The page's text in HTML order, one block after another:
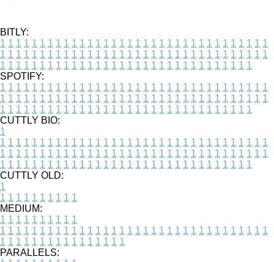
BITLY:
1 1 1 1 1 1 1 1 1 1 1 1 1 1 1 1 1 1 1 1 1 1 1 1 1 1 1 1 1 1 1 1 1 1
1 1 1 1 1 1 1 1 1 1 1 1 1 1 1 1 1 1 1 1 1 1 1 1 1 1 1 1 1 1 1 1 1 1
1 1 1 1 1 1 1 1 1 1 1 1 1 1 1 1 1 1 1 1 1 1 1 1 1 1 1 1 1 1 1 1
SPOTIFY:
1 1 1 1 1 1 1 1 1 1 1 1 1 1 1 1 1 1 1 1 1 1 1 1 1 1 1 1 1 1 1 1 1 1
1 1 1 1 1 1 1 1 1 1 1 1 1 1 1 1 1 1 1 1 1 1 1 1 1 1 1 1 1 1 1 1 1 1
1 1 1 1 1 1 1 1 1 1 1 1 1 1 1 1 1 1 1 1 1 1 1 1 1 1 1 1 1 1 1 1
CUTTLY BIO:
1
1 1 1 1 1 1 1 1 1 1 1 1 1 1 1 1 1 1 1 1 1 1 1 1 1 1 1 1 1 1 1 1 1 1
1 1 1 1 1 1 1 1 1 1 1 1 1 1 1 1 1 1 1 1 1 1 1 1 1 1 1 1 1 1 1 1 1 1
1 1 1 1 1 1 1 1 1 1 1 1 1 1 1 1 1 1 1 1 1 1 1 1 1 1 1 1 1 1 1 1
CUTTLY OLD:
1
1 1 1 1 1 1 1 1 1 1
MEDIUM:
1 1 1 1 1 1 1 1 1 1
1 1 1 1 1 1 1 1 1 1 1 1 1 1 1 1 1 1 1 1 1 1 1 1 1 1 1 1 1 1 1 1 1 1
1 1 1 1 1 1 1 1 1 1 1 1 1 1 1 1
PARALLELS: